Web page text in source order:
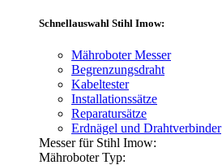
Schnellauswahl Stihl Imow:
Mähroboter Messer
Begrenzungsdraht
Kabeltester
Installationssätze
Reparatursätze
Erdnägel und Drahtverbinder
Messer für Stihl Imow:
Mähroboter Typ: